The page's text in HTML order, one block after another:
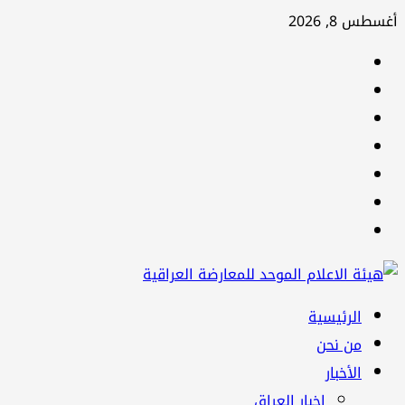
تخطي
أغسطس 8, 2026
القائمة
الرئيسية
الرئيسية
من نحن
الأخبار